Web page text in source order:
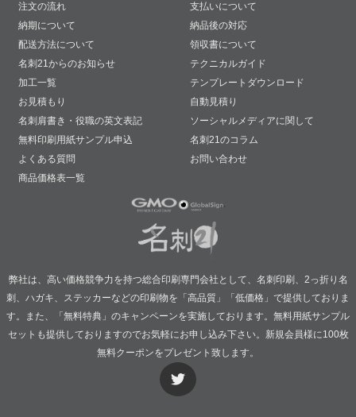
注文の流れ
支払いについて
納期について
納品後の対応
配送方法について
領収書について
名刺21からのお知らせ
テクニカルガイド
加工一覧
テンプレートダウンロード
お見積もり
自動見積り
名刺肩書き・役職の英文表記
ソーシャルメディアに関して
無料印刷用紙サンプル申込
名刺21のコラム
よくある質問
お問い合わせ
商品価格表一覧
弊社は、高い価格競争力を持つ総合印刷専門会社として、名刺印刷、2っ折り名
刺、ハガキ、ステッカーなどの印刷物を「高品質」「低価格」で提供しておりま
す。また、「無料特典」のキャンペーンを実施しております。無料用紙サンプル
セットも提供しておりますのでお気軽にお申し込み下さい。新規会員様に100枚
無料クーポンをプレゼント致します。